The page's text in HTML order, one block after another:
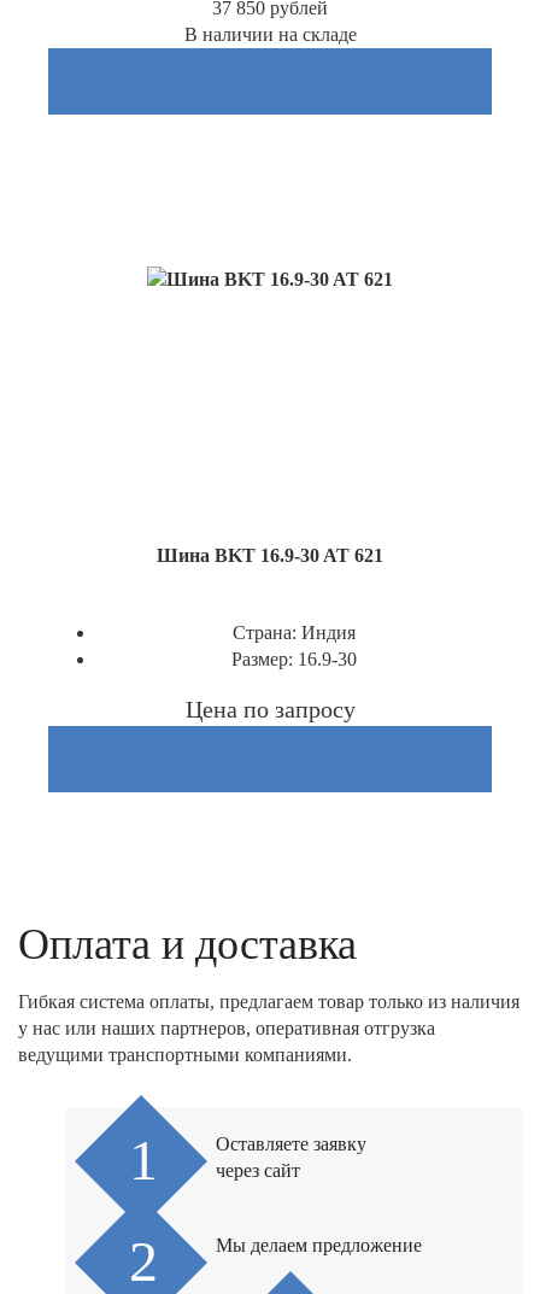
37 850 рублей
В наличии на складе
Шина BKT 16.9-30 AT 621
Страна: Индия
Размер: 16.9-30
Цена по запросу
Оплата и доставка
Гибкая система оплаты, предлагаем товар только из наличия
у нас или наших партнеров, оперативная отгрузка
ведущими транспортными компаниями.
Оставляете заявку
через сайт
Мы делаем предложение